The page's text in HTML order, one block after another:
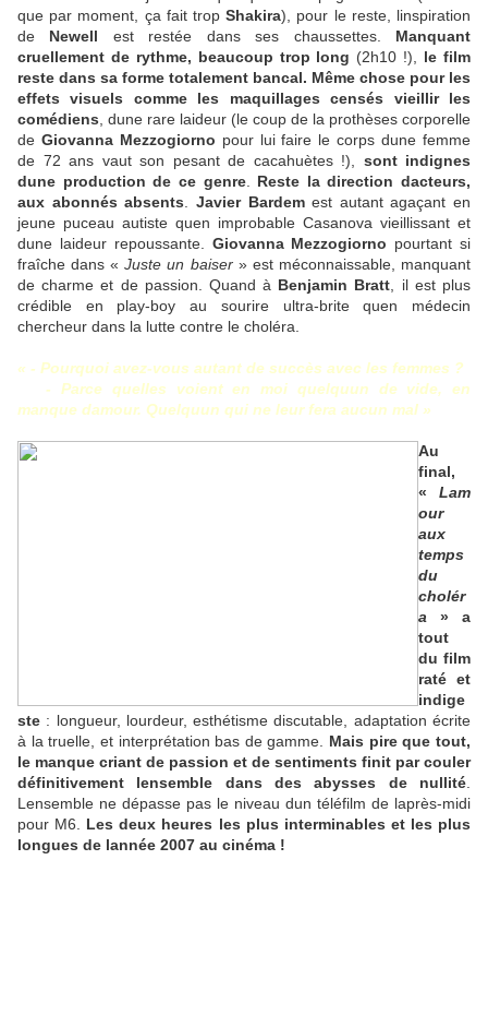
que par moment, ça fait tropShakira), pour le reste, linspiration
de Newell est restée dans ses chaussettes. Manquant
cruellement de rythme, beaucoup trop long (2h10 !), le film
reste dans sa forme totalement bancal. Même chose pour les
effets visuels comme les maquillages censés vieillir les
comédiens , dune rare laideur (le coup de la prothèses corporelle
de Giovanna Mezzogiorno pour lui faire le corps dune femme
de 72 ans vaut son pesant de cacahuètes !), sont indignes
dune production de ce genre. Reste la direction dacteurs,
aux abonnés absents
Javier Bardemest autant agaçant en
jeune puceau autiste quen improbable Casanova vieillissant et
dune laideur repoussante. Giovanna Mezzogiorno pourtant si
fraîche dans «Juste un baiser» est méconnaissable, manquant
de charme et de passion. Quand à Benjamin Bratt , il est plus
crédible en play-boy au sourire ultra-brite quen médecin
chercheur dans la lutte contre le choléra.
« - Pourquoi avez-vous autant de succès avec les femmes ?
- Parce quelles voient en moi quelquun de vide, en
manque damour. Quelquun qui ne leur fera aucun mal »
Au
final,
« Lam
our
aux
temps
du
cholér
a » a
tout
du film
raté et
indige
ste : longueur, lourdeur, esthétisme discutable, adaptation écrite
à la truelle, et interprétation bas de gamme. Mais pire que tout,
le manque criant de passion et de sentiments finit par couler
définitivement lensemble dans des abysses de nullité
Lensemble ne dépasse pas le niveau dun téléfilm de laprès-midi
pour M6. Les deux heures les plus interminables et les plus
longues de lannée 2007 au cinéma !